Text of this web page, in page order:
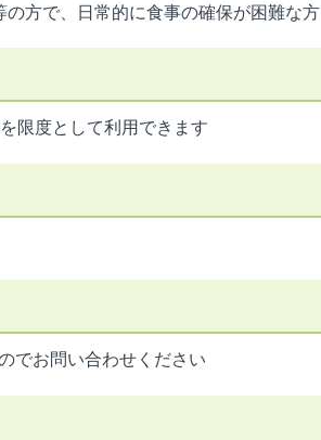
方で、日常的に食事の確保が困難な方
限度として利用できます
でお問い合わせください